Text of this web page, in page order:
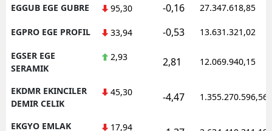
EGGUB EGE GUBRE 95,30 -0,16 27.347.618,85
EGPRO EGE PROFIL 33,94 -0,53 13.631.321,02
EGSER EGE
SERAMIK
2,93 2,81 12.069.940,15
EKDMR EKINCILER
DEMIR CELIK
45,30 -4,47 1.355.270.596,56
EKGYO EMLAK
17,94